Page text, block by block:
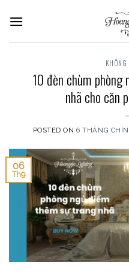
KHÔNG
10 đèn chùm
nhã cho căn
POSTED ON6 THÁNG
06
Th9